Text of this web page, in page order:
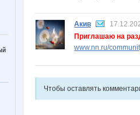
Акив
Приглашаю на
www.nn.ru/
Чтобы оставлять